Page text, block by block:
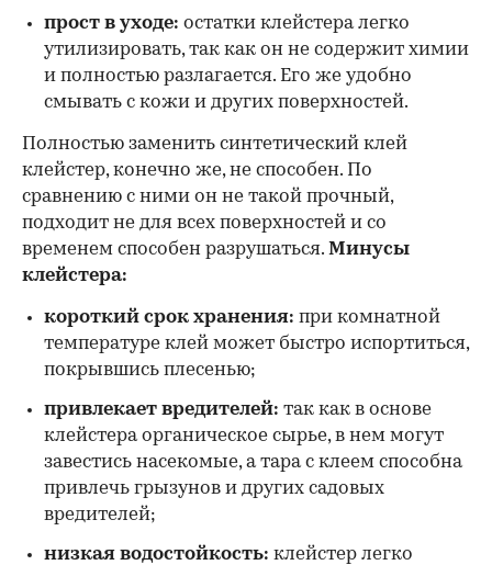
прост в уходе: остатки клейстера легко
утилизировать, так как он не содержит химии
и полностью разлагается. Его же удобно
смывать с кожи и других поверхностей.
Полностью заменить синтетический клей
клейстер, конечно же, не способен. По
сравнению с ними он не такой прочный,
подходит не для всех поверхностей и со
временем способен разрушаться. Минусы
клейстера:
короткий срок хранения: при комнатной
температуре клей может быстро испортиться,
покрывшись плесенью;
привлекает вредителей: так как в основе
клейстера органическое сырье, в нем могут
завестись насекомые, а тара с клеем способна
привлечь грызунов и других садовых
вредителей;
низкая водостойкость: клейстер легко